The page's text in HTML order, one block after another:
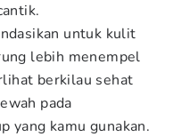
untuk kulit
lebih menempel
berkilau sehat
pada
yang kamu gunakan.